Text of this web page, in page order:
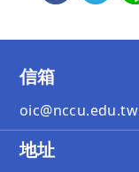
信箱
oic@nccu.edu.tw
地址